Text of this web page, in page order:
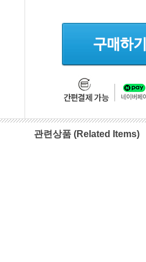
관련상품 (Related Items)